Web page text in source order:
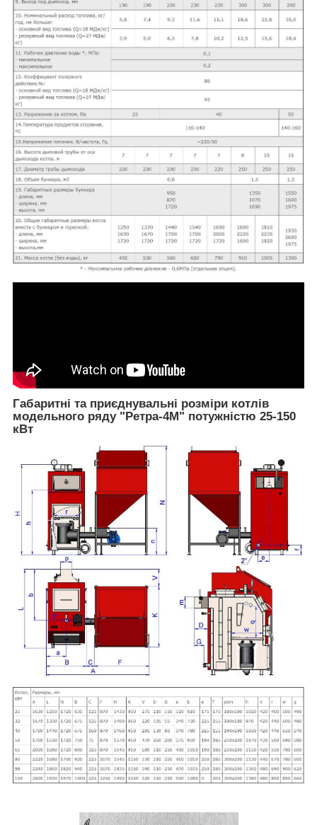
Габаритні та приєднувальні розміри котлів
модельного ряду "Ретра-4М" потужністю 25-150
кВт